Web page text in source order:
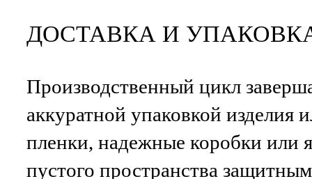
ДОСТАВКА И
Производственный цикл
аккуратной упаковкой изделия
пленки, надежные коробки или
пустого пространства